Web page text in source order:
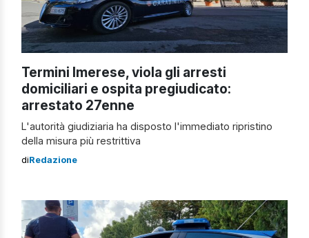
Termini Imerese, viola gli arresti
domiciliari e ospita pregiudicato:
arrestato 27enne
L'autorità giudiziaria ha disposto l'immediato ripristino
della misura più restrittiva
diRedazione